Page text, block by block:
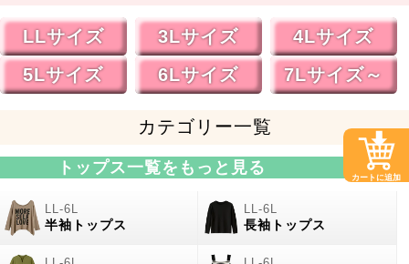
LLサイズ 3Lサイズ
4Lサイズ
5Lサイズ
6Lサイズ 7Lサイズ～
カテゴリー一覧
トップス一覧をもっと見る
半袖トップス 長袖トップス
カートに追加